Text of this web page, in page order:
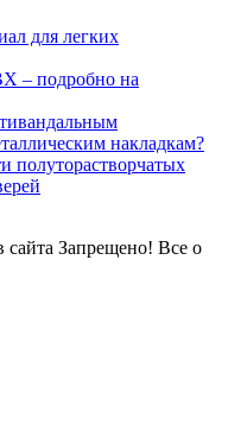
для легких
– подробно на
накладкам?
полуторастворчатых
сайта Запрещено! Все о